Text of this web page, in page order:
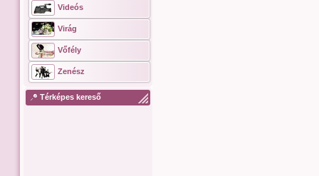
Videós
Virág
Vőfély
Zenész
Térképes kereső